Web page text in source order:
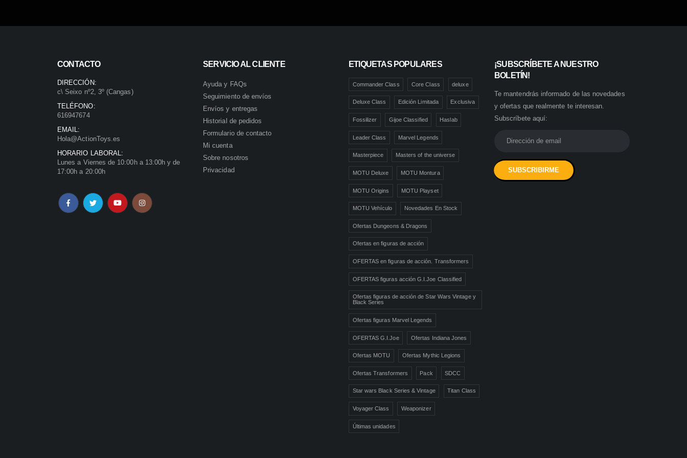
CONTACTO
DIRECCIÓN:
c\ Seixo nº2, 3º (Cangas)
TELÉFONO:
616947674
EMAIL:
Hola@ActionToys.es
HORARIO LABORAL:
Lunes a Viernes de 10:00h a 13:00h y de
17:00h a 20:00h
SERVICIO AL CLIENTE
Ayuda y FAQs
Seguimiento de envíos
Envíos y entregas
Historial de pedidos
Formulario de contacto
Mi cuenta
Sobre nosotros
Privacidad
ETIQUETAS POPULARES
Commander Class Core Class deluxe
Deluxe Class Edición Limitada Exclusiva
Fossilizer Gijoe Classified Haslab
Leader Class Marvel Legends
Masterpiece Masters of the universe
MOTU Deluxe MOTU Montura
MOTU Origins MOTU Playset
MOTU Vehículo Novedades En Stock
Ofertas Dungeons & Dragons
Ofertas en figuras de acción
OFERTAS en figuras de acción. Transformers
OFERTAS figuras acción G.I.Joe Classified
Ofertas figuras de acción de Star Wars Vintage y
Black Series
Ofertas figuras Marvel Legends
OFERTAS G.I.Joe Ofertas Indiana Jones
Ofertas MOTU Ofertas Mythic Legions
Ofertas Transformers Pack SDCC
Star wars Black Series & Vintage Titan Class
Voyager Class Weaponizer
Últimas unidades
¡SUBSCRÍBETE A NUESTRO
BOLETÍN!
Te mantendrás informado de las novedades
y ofertas que realmente te interesan.
Subscríbete aquí: